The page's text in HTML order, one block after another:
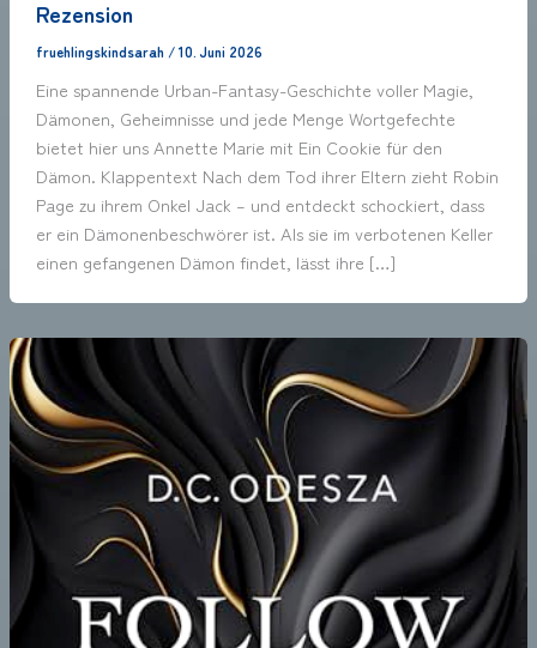
Rezension
fruehlingskindsarah /10. Juni 2026
Eine spannende Urban-Fantasy-Geschichte voller Magie,
Dämonen, Geheimnisse und jede Menge Wortgefechte
bietet hier uns Annette Marie mit Ein Cookie für den
Dämon. Klappentext Nach dem Tod ihrer Eltern zieht Robin
Page zu ihrem Onkel Jack – und entdeckt schockiert, dass
er ein Dämonenbeschwörer ist. Als sie im verbotenen Keller
einen gefangenen Dämon findet, lässt ihre […]